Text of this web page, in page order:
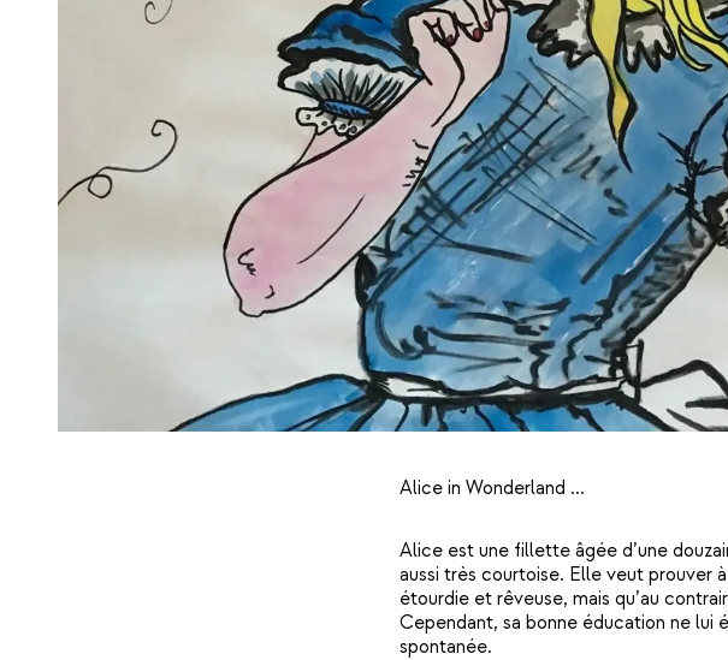
Alice in Wonderland ...
Alice est une fillette âgée d’une
aussi très courtoise. Elle veut prouver
étourdie et rêveuse, mais qu’au
Cependant, sa bonne éducation ne lui
spontanée.